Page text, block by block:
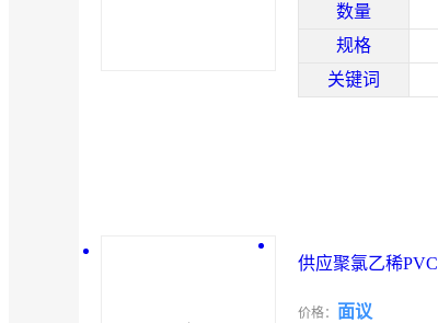
数量
规格
关键词
供应聚氯乙稀PVC
价格： 面议